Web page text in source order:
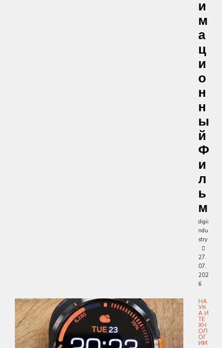
И
М
А
Ц
И
О
Н
Н
Ы
Й
Ф
И
Л
Ь
М
digii
ndu
stry
27.
07.
202
6
НА
УК
А И
ТЕ
ХН
ОЛ
ОГ
ИИ